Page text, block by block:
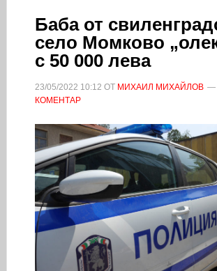
Баба от
село Момково
с 50 000 лева
23/05/2022 10:12 ОТ МИХАИЛ МИХАЙЛОВ
КОМЕНТАР